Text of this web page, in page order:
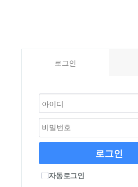
로그인
로그인
자동로그인